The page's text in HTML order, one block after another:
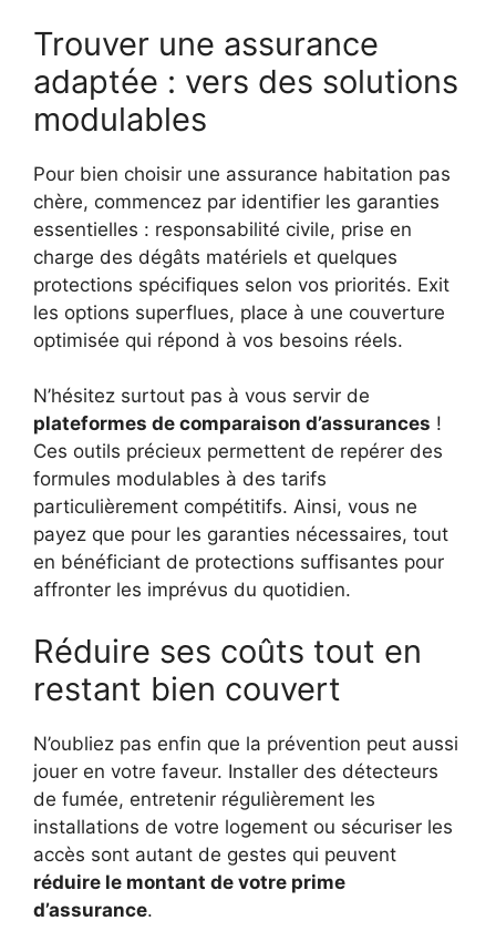
Trouver une assurance
adaptée : vers des solutions
modulables
Pour bien choisir une assurance habitation pas
chère, commencez par identifier les garanties
essentielles : responsabilité civile, prise en
charge des dégâts matériels et quelques
protections spécifiques selon vos priorités. Exit
les options superflues, place à une couverture
optimisée qui répond à vos besoins réels.
N’hésitez surtout pas à vous servir de
plateformes de comparaison d’assurances !
Ces outils précieux permettent de repérer des
formules modulables à des tarifs
particulièrement compétitifs. Ainsi, vous ne
payez que pour les garanties nécessaires, tout
en bénéficiant de protections suffisantes pour
affronter les imprévus du quotidien.
Réduire ses coûts tout en
restant bien couvert
N’oubliez pas enfin que la prévention peut aussi
jouer en votre faveur. Installer des détecteurs
de fumée, entretenir régulièrement les
installations de votre logement ou sécuriser les
accès sont autant de gestes qui peuvent
réduire le montant de votre prime
d’assurance.